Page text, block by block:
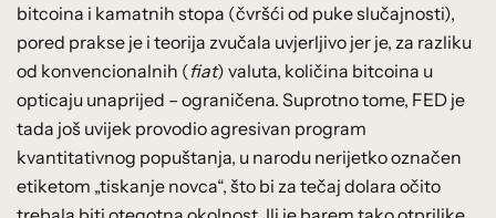
bitcoina i kamatnih stopa (čvršći od puke slučajnosti),
pored prakse je i teorija zvučala uvjerljivo jer je, za razliku
od konvencionalnih (fiat) valuta, količina bitcoina u
opticaju unaprijed – ograničena. Suprotno tome, FED je
tada još uvijek provodio agresivan program
kvantitativnog popuštanja, u narodu nerijetko označen
etiketom „tiskanje novca“, što bi za tečaj dolara očito